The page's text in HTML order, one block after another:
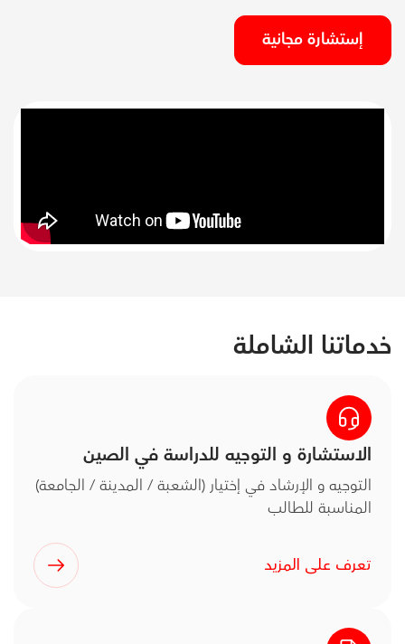
إستشارة مجانية
خدماتنا الشاملة
الاستشارة و التوجيه للدراسة في الصين
التوجيه و الإرشاد في إختيار (الشعبة / المدينة / الجامعة)
المناسبة للطالب
تعرف على المزيد